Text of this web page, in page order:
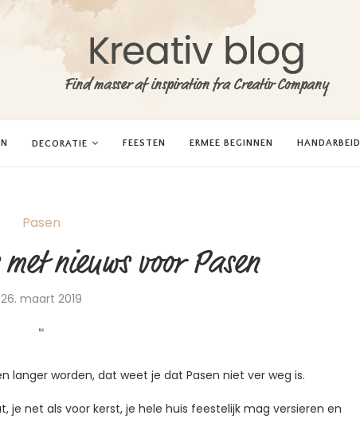
DECORATIE FEESTEN ERMEE BEGINNEN HANDARBEID
Pasen
nieuws voor Pasen
26. maart 2019
langer worden, dat weet je dat Pasen niet ver weg is.
je net als voor kerst, je hele huis feestelijk mag versieren en